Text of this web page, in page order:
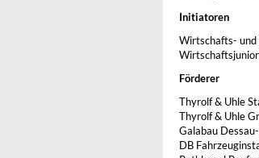
Initiatoren
Wirtschafts- und
Förderer
Thyrolf & Uhle
Thyrolf & Uhle
Galabau
DB